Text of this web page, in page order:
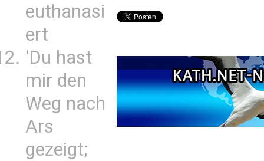
euthanasi
ert
'Du hast
mir den
Weg nach
Ars
gezeigt;